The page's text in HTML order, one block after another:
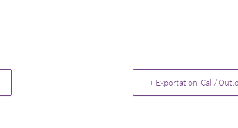
+ Exportation iCal /